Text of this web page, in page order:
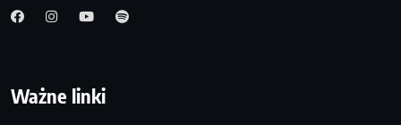
Ważne linki